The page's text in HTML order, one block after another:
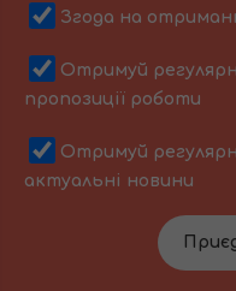
Згода на
Отримуй
пропозиції роботи
Отримуй
актуальні новини